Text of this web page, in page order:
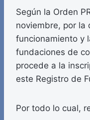
Según la Orden
noviembre, por la
funcionamiento y
fundaciones de
procede a la
este Registro de
Por todo lo cual,